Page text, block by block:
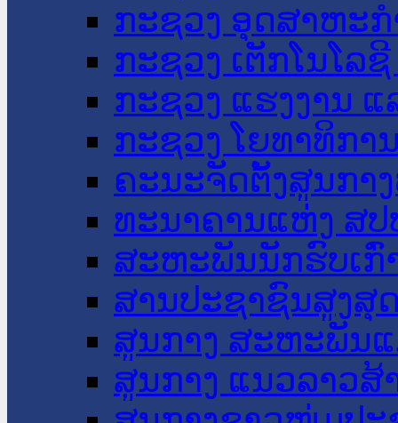
ກະຊວງ ອຸດສາຫະ
ກະຊວງ ເຕັກໂນໂລ
ກະຊວງ ແຮງງານ
ກະຊວງ ໂຍທາທິກາ
ຄະນະຈັດຕັ້ງສູນກາ
ທະນາຄານແຫ່ງ ສປ
ສະຫະພັນນັກຮົບເກົ່
ສານປະຊາຊົນສູງສຸ
ສູນກາງ ສະຫະພັນ
ສູນກາງ ແນວລາວສ້